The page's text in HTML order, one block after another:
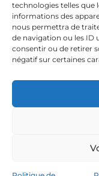
technologies telles que
informations des
nous permettra de
de navigation ou les ID
consentir ou de retirer
négatif sur certaines
© 2025